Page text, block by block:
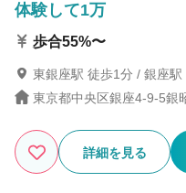
体験して1万
歩合55%〜
東銀座駅 徒歩1分 / 銀座駅
東京都中央区銀座4-9-5銀
詳細を見る